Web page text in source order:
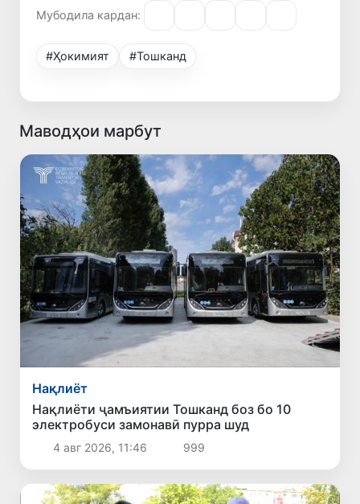
Мубодила кардан:
#Ҳокимият #Тошканд
Маводҳои марбут
Нақлиёт
Нақлиёти ҷамъиятии Тошканд боз бо 10
электробуси замонавӣ пурра шуд
4 авг 2026, 11:46 999